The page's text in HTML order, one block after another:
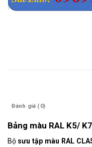
Đánh giá (0)
Bảng màu RAL K5/
Bộ sưu tập màu RAL